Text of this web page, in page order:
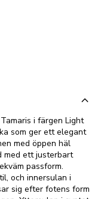
i färgen Light
som ger ett elegant
med öppen häl
med ett justerbart
passform.
och innersulan i
sig efter fotens form